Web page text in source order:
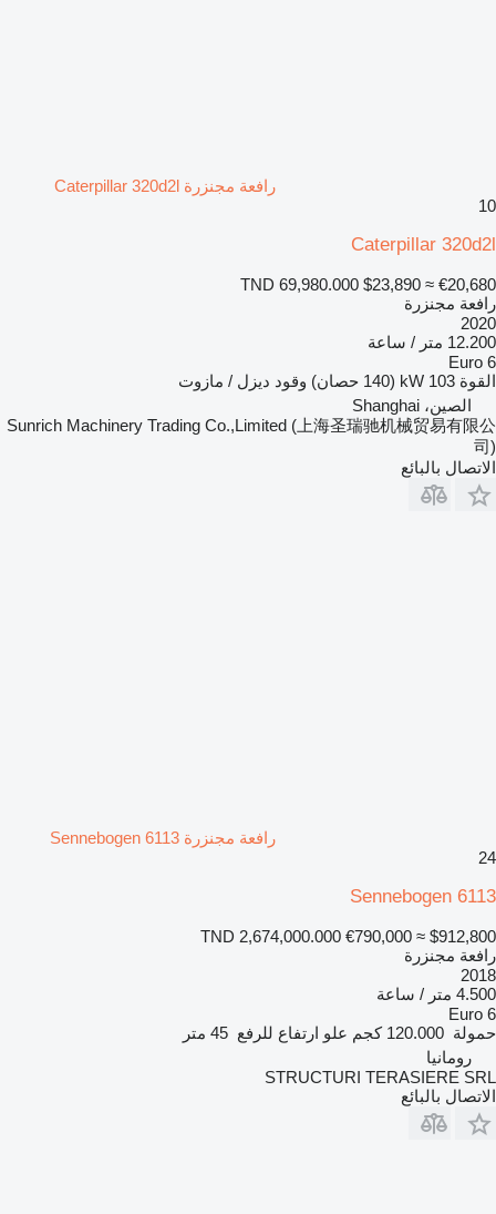
رافعة مجنزرة Caterpillar 320d2l
10
Caterpillar 320d2l
TND 69,980.000 $23,890 ≈ €20,680
رافعة مجنزرة
2020
12.200 متر / ساعة
Euro 6
القوة 103 kW (140 حصان) وقود ديزل / مازوت
الصين، Shanghai
Sunrich Machinery Trading Co.,Limited (上海圣瑞驰机械贸易有限公
司)
الاتصال بالبائع
رافعة مجنزرة Sennebogen 6113
24
Sennebogen 6113
TND 2,674,000.000 €790,000 ≈ $912,800
رافعة مجنزرة
2018
4.500 متر / ساعة
Euro 6
حمولة 120.000 كجم علو ارتفاع للرفع 45 متر
رومانيا
STRUCTURI TERASIERE SRL
الاتصال بالبائع